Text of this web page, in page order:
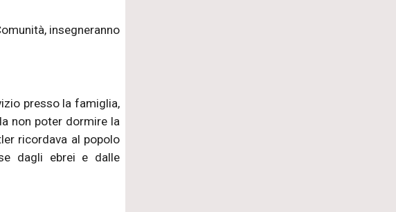
insegneranno
presso la famiglia,
non poter dormire la
ricordava al popolo
dagli ebrei e dalle